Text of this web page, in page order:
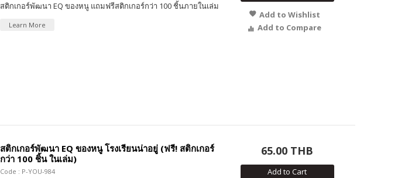
สติกเกอร์พัฒนา EQ ของหนู แถมฟรีสติกเกอร์กว่า 100 ชิ้นภายในเล่ม
Learn More
Add to Wishlist
Add to Compare
สติกเกอร์พัฒนา EQ ของหนู โรงเรียนน่าอยู่ (ฟรี! สติกเกอร์
กว่า 100 ชิ้น ในเล่ม)
Code : P-YOU-984
65.00 THB
Add to Cart